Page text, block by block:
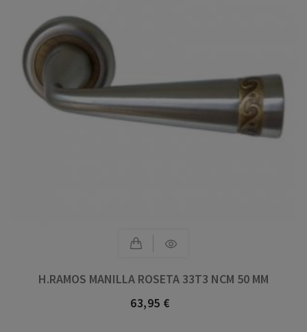
H.RAMOS MANILLA ROSETA 33T3 NCM 50 MM
Precio
63,95 €